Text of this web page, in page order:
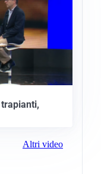
Altri video